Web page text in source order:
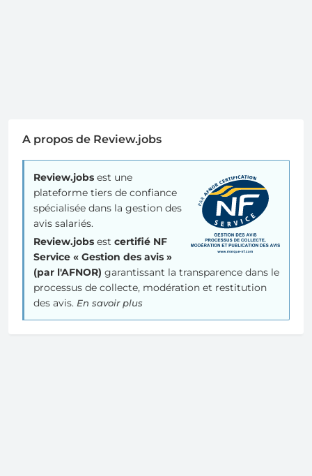
A propos de Review.jobs
Review.jobs est une
plateforme tiers de confiance
spécialisée dans la gestion des
avis salariés.
Review.jobs est certifié NF
Service « Gestion des avis »
(par l'AFNOR) garantissant la transparence dans le
processus de collecte, modération et restitution
des avis. En savoir plus